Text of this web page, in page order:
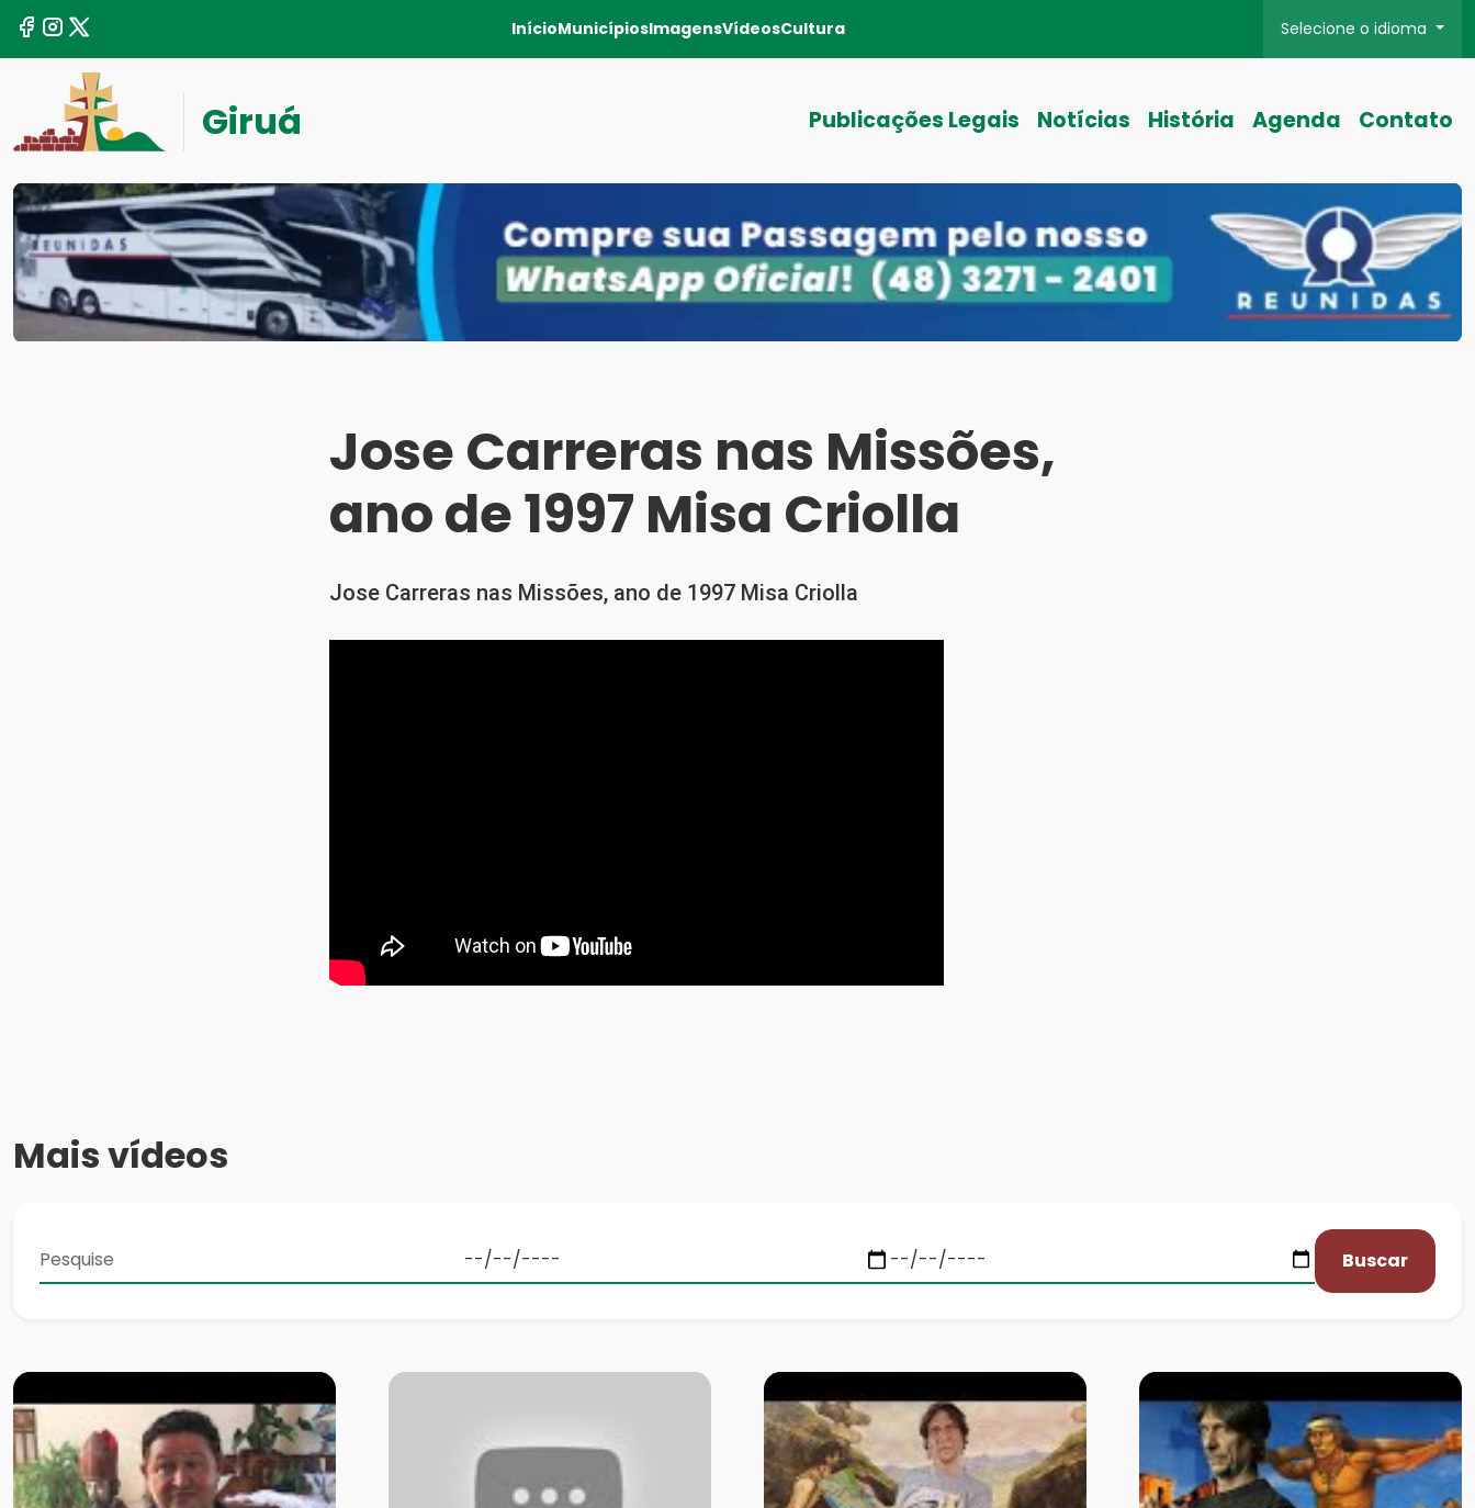
InícioMunicípiosImagensVídeosCultura Selecione o idioma
Giruá Publicações Legais Notícias História Agenda Contato
Jose Carreras nas Missões,
ano de 1997 Misa Criolla
Jose Carreras nas Missões, ano de 1997 Misa Criolla
Mais vídeos
Buscar